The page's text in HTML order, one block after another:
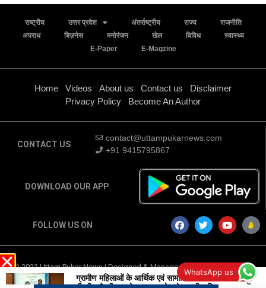
राष्ट्रीय उत्तर प्रदेश अंतर्राष्ट्रीय राज्य
राजनीति
अपराध
बिज़नेस मनोरंजन खेल विविध
स्वास्थ्य
E-Paper
E-Magzine
Home Videos About us Contact us
Disclaimer
Privacy Policy
Become An Author
CONTACT US
contact@uttampukarnews.com
+91 9415795867
DOWNLOAD OUR APP
FOLLOW US ON
© 2022 Uttam Pukar News | Designed & Managed by
Digital Marketing
Company-Traffic Tail WhatsApp us
ग्रामीण महिलाओं के आर्थिक एवं सामाजिक सशक्तिकरण पर